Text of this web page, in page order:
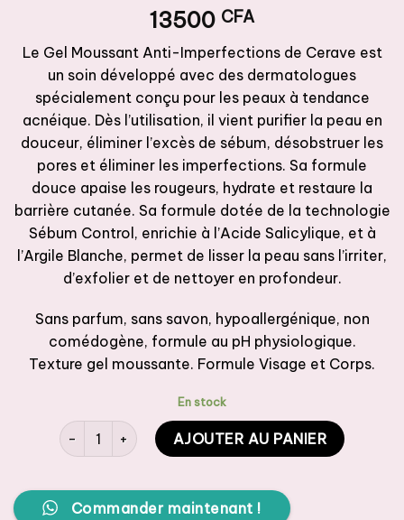
13500 CFA
Le Gel Moussant Anti-Imperfections de Cerave est
un soin développé avec des dermatologues
spécialement conçu pour les peaux à tendance
acnéique. Dès l’utilisation, il vient purifier la peau en
douceur, éliminer l’excès de sébum, désobstruer les
pores et éliminer les imperfections. Sa formule
douce apaise les rougeurs, hydrate et restaure la
barrière cutanée. Sa formule dotée de la technologie
Sébum Control, enrichie à l’Acide Salicylique, et à
l’Argile Blanche, permet de lisser la peau sans l’irriter,
d’exfolier et de nettoyer en profondeur.
Sans parfum, sans savon, hypoallergénique, non
comédogène, formule au pH physiologique.
Texture gel moussante. Formule Visage et Corps.
En stock
quantité de CERAVE Gel Moussant Anti-
AJOUTER AU PANIER
Commander maintenant !